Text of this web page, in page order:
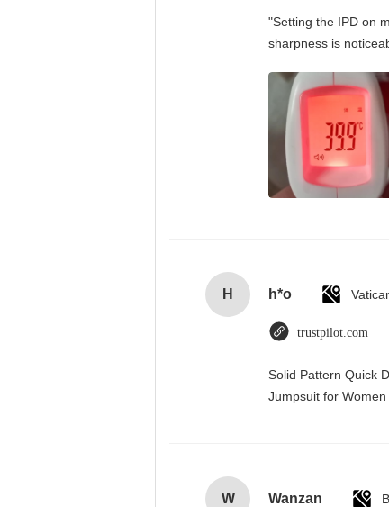
"Setting the IPD on
sharpness is
H h*o
trustpilot.com
Solid Pattern Quick
Jumpsuit for Women
W Wanzan